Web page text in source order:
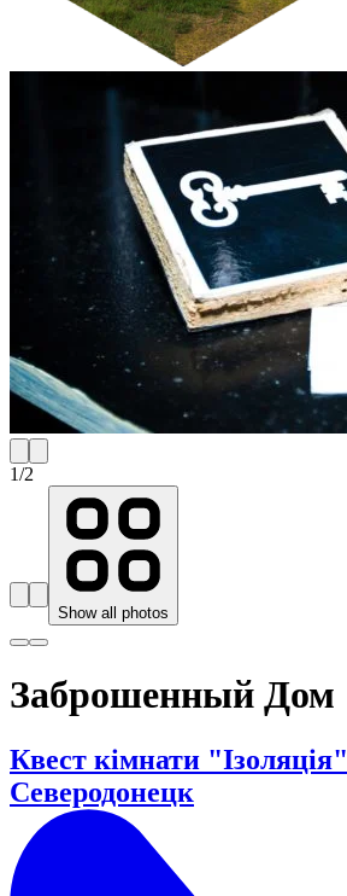
1/2
Show all photos
Заброшенный Дом
Квест кімнати "Ізоляція"
Северодонецк